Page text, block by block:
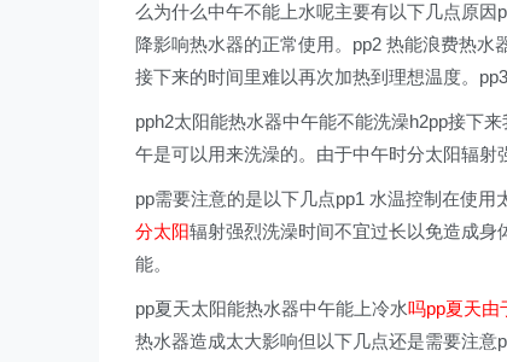
么为什么中午不能上水呢主要有以下几点原
降影响热水器的正常使用。pp2 热能浪费热
接下来的时间里难以再次加热到理想温度。
pph2太阳能热水器中午能不能洗澡h2pp接下
午是可以用来洗澡的。由于中午时分太阳辐射
pp需要注意的是以下几点pp1 水温控制在使
分太阳辐射强烈洗澡时间不宜过长以免造成
能。
pp夏天太阳能热水器中午能上冷水吗pp夏天由
热水器造成太大影响但以下几点还是需要注